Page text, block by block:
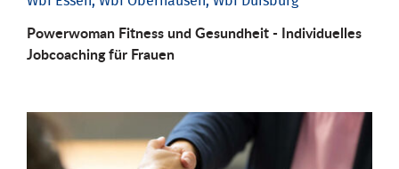
Powerwoman Fitness und Gesund­heit - Individu­elles
Job­coaching für Frauen